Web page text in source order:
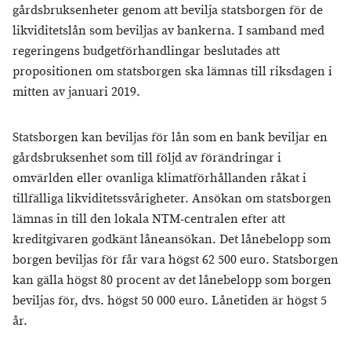
gårdsbruksenheter genom att bevilja statsborgen för de
likviditetslån som beviljas av bankerna. I samband med
regeringens budgetförhandlingar beslutades att
propositionen om statsborgen ska lämnas till riksdagen i
mitten av januari 2019.
Statsborgen kan beviljas för lån som en bank beviljar en
gårdsbruksenhet som till följd av förändringar i
omvärlden eller ovanliga klimatförhållanden råkat i
tillfälliga likviditetssvårigheter. Ansökan om statsborgen
lämnas in till den lokala NTM-centralen efter att
kreditgivaren godkänt låneansökan. Det lånebelopp som
borgen beviljas för får vara högst 62 500 euro. Statsborgen
kan gälla högst 80 procent av det lånebelopp som borgen
beviljas för, dvs. högst 50 000 euro. Lånetiden är högst 5
år.